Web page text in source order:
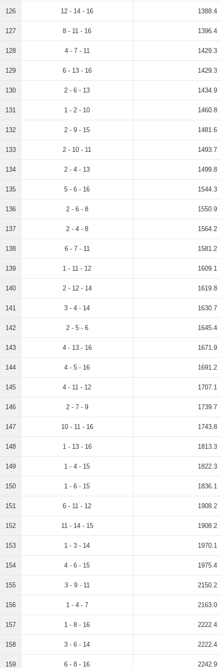
126 12 - 14 - 16 1388.4
127 8 - 11 - 16 1396.4
128 4 - 7 - 11 1429.3
129 6 - 13 - 16 1429.3
130 2 - 6 - 13 1434.9
131 1 - 2 - 10 1460.8
132 2 - 9 - 15 1481.6
133 2 - 10 - 11 1493.7
134 2 - 4 - 13 1499.8
135 5 - 6 - 16 1544.3
136 2 - 6 - 8 1550.9
137 2 - 4 - 8 1564.2
138 6 - 7 - 11 1581.2
139 1 - 11 - 12 1609.1
140 2 - 12 - 14 1619.8
141 3 - 4 - 14 1630.7
142 2 - 5 - 6 1645.4
143 4 - 13 - 16 1671.9
144 4 - 5 - 16 1691.2
145 4 - 11 - 12 1707.1
146 2 - 7 - 9 1739.7
147 10 - 11 - 16 1743.8
148 1 - 13 - 16 1813.3
149 1 - 4 - 15 1822.3
150 1 - 6 - 15 1836.1
151 6 - 11 - 12 1908.2
152 11 - 14 - 15 1908.2
153 1 - 3 - 14 1970.1
154 4 - 6 - 15 1975.4
155 3 - 9 - 11 2150.2
156 1 - 4 - 7 2163.0
157 1 - 8 - 16 2222.4
158 3 - 6 - 14 2222.4
159 6 - 8 - 16 2242.9